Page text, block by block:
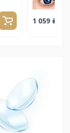
1 059 ₴